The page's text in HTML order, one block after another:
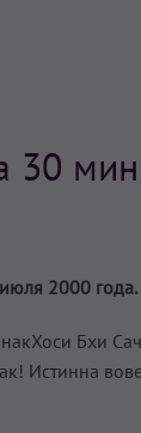
30 мин
2000 года.
Бхи
Истинна